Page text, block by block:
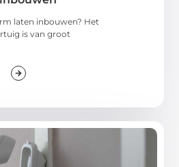
laten inbouwen? Het
is van groot